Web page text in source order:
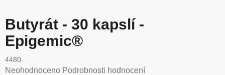
Butyrát - 30 kapslí -
Epigemic®
4480
Průměrné
Neohodnoceno Podrobnosti hodnocení